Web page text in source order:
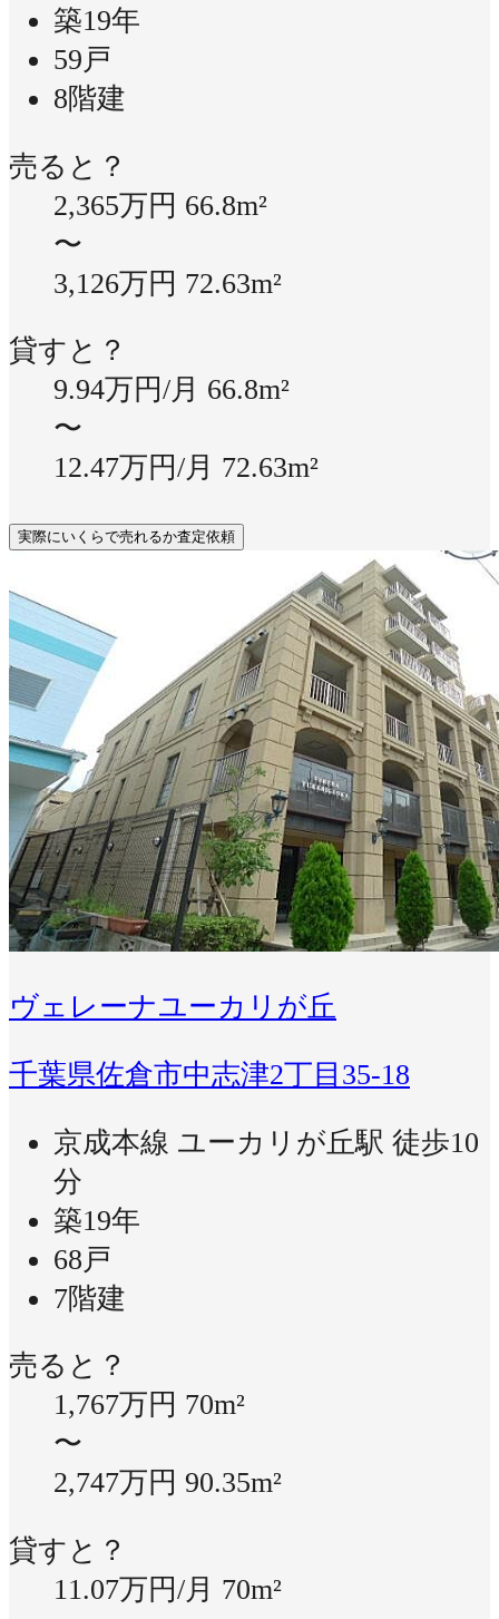
築19年
59戸
8階建
売ると？
2,365万円 66.8m²
〜
3,126万円 72.63m²
貸すと？
9.94万円/月 66.8m²
〜
12.47万円/月 72.63m²
実際にいくらで売れるか査定依頼
ヴェレーナユーカリが丘
千葉県佐倉市中志津2丁目35-18
京成本線 ユーカリが丘駅 徒歩10
分
築19年
68戸
7階建
売ると？
1,767万円 70m²
〜
2,747万円 90.35m²
貸すと？
11.07万円/月 70m²